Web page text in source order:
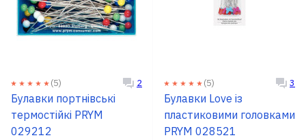
(5) 2
Булавки портнівські
термостійкі PRYM
029212
(5) 3
Булавки Love із
пластиковими головками
PRYM 028521